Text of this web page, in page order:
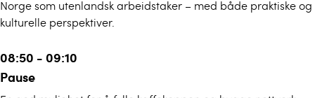
Norge som utenlandsk arbeidstaker – med både praktiske og
kulturelle perspektiver.
08:50 - 09:10
Pause